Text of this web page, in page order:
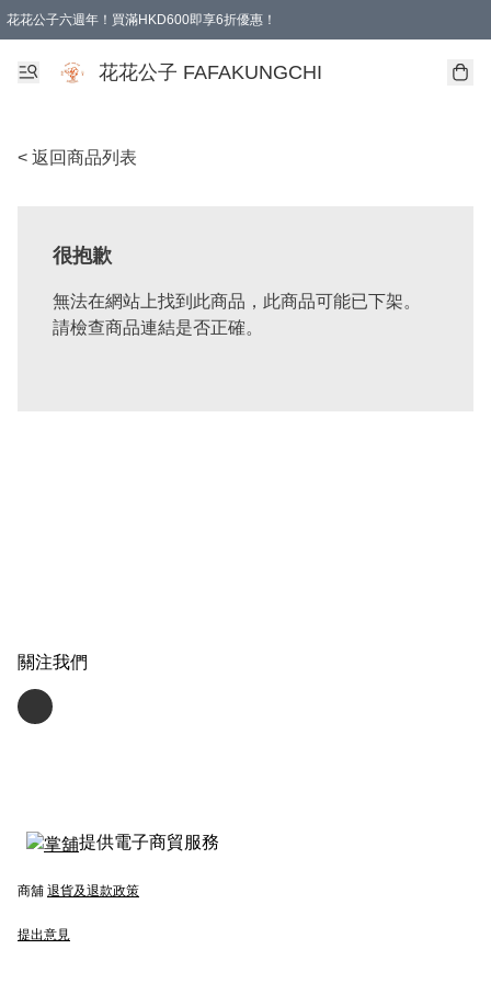
花花公子六週年！買滿HKD600即享6折優惠！
購物滿 HKD 600.00即享免運費優惠！（適用於 本地取貨 )
花花公子 FAFAKUNGCHI
< 返回商品列表
很抱歉
無法在網站上找到此商品，此商品可能已下架。
請檢查商品連結是否正確。
關注我們
提供電子商貿服務
商舖 退貨及退款政策
提出意見